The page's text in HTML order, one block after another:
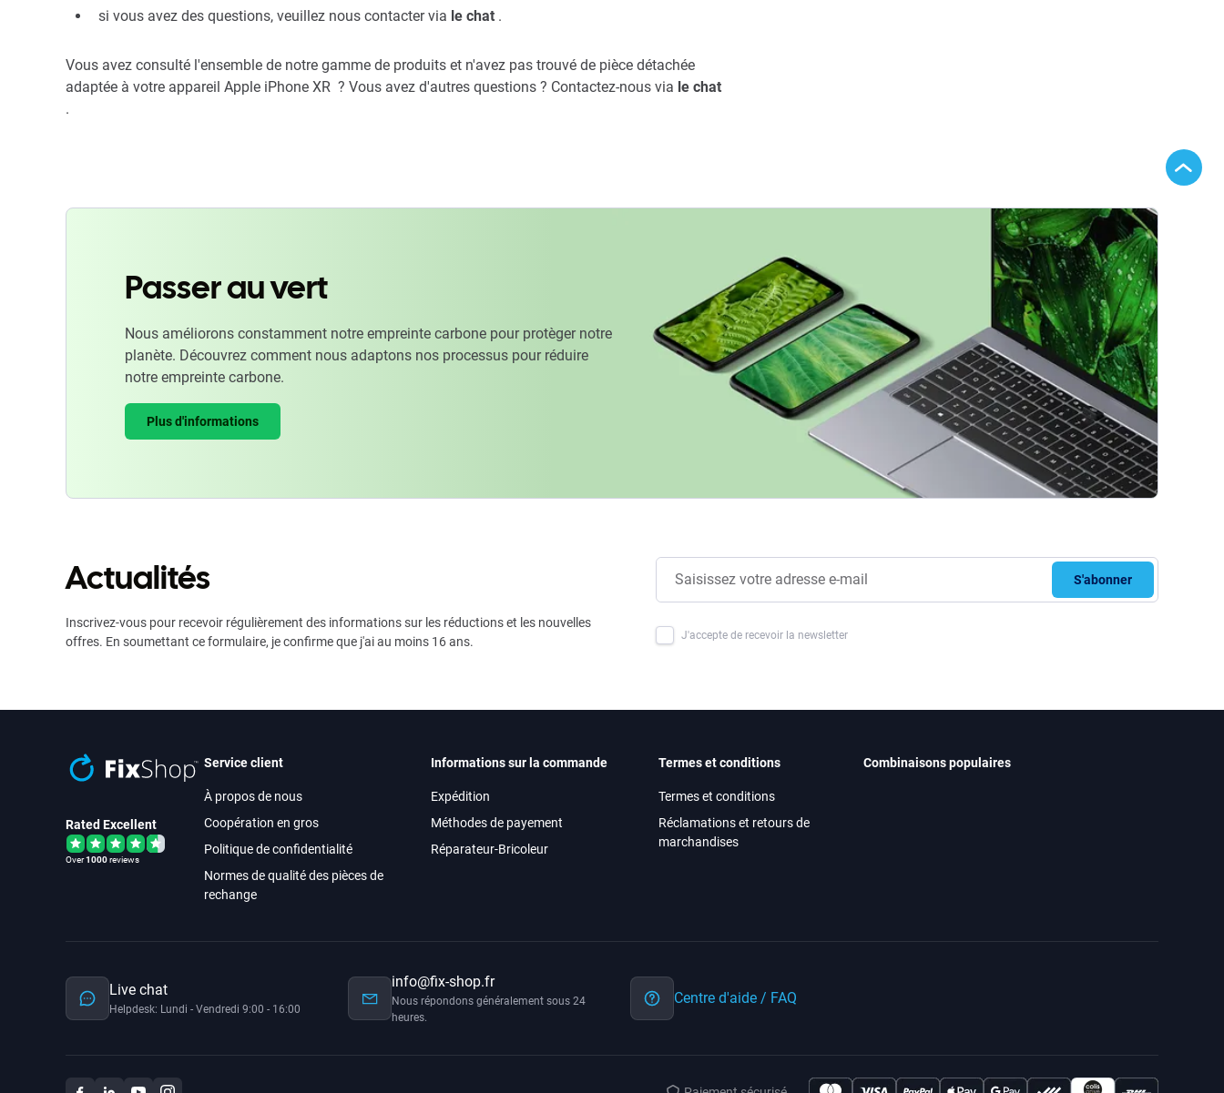
si vous avez des questions, veuillez nous contacter via le chat .
Vous avez consulté l'ensemble de notre gamme de produits et n'avez pas trouvé de pièce détachée
adaptée à votre appareil Apple iPhone XR ? Vous avez d'autres questions ? Contactez-nous via le chat
.
Passer au vert
Nous améliorons constamment notre empreinte carbone pour protèger notre
planète. Découvrez comment nous adaptons nos processus pour réduire
notre empreinte carbone.
Plus d'informations
Actualités
Inscrivez-vous pour recevoir régulièrement des informations sur les réductions et les nouvelles
offres. En soumettant ce formulaire, je confirme que j'ai au moins 16 ans.
S'abonner
J'accepte de recevoir la newsletter
Rated Excellent
Over1000reviews
Service client
À propos de nous
Coopération en gros
Politique de confidentialité
Normes de qualité des pièces de
rechange
Informations sur la commande
Expédition
Méthodes de payement
Réparateur-Bricoleur
Termes et conditions
Termes et conditions
Réclamations et retours de
marchandises
Combinaisons populaires
Live chat
Helpdesk: Lundi - Vendredi 9:00 - 16:00
info@fix-shop.fr
Nous répondons généralement sous 24
heures.
Centre d'aide / FAQ